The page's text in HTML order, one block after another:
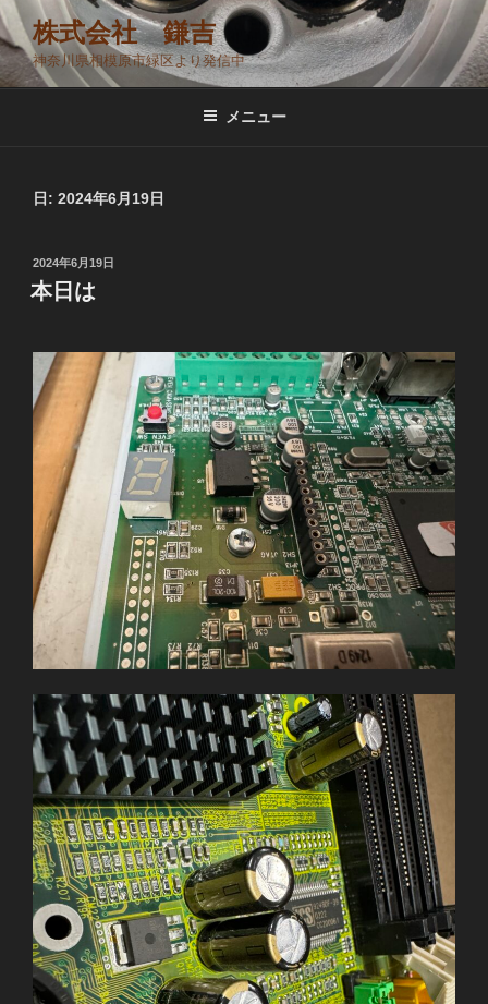
コ
ン
テ
ン
株式会社 鎌吉
神奈川県相模原市緑区より発信中
メニュー
日: 2024年6月19日
投
稿
日:
2024年6月19日
本日は